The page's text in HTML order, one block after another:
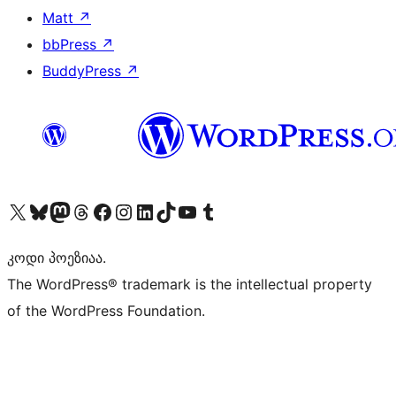
Matt ↗
bbPress ↗
BuddyPress ↗
Visit our X (formerly Twitter) account
Visit our Bluesky account
Visit our Mastodon account
Visit our Threads account
Visit our Facebook page
Visit our Instagram account
Visit our LinkedIn account
Visit our TikTok account
Visit our YouTube channel
Visit our Tumblr account
კოდი პოეზიაა.
The WordPress® trademark is the intellectual property
of the WordPress Foundation.